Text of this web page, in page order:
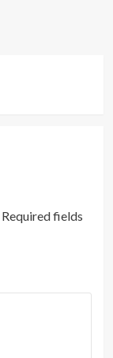
Required fields